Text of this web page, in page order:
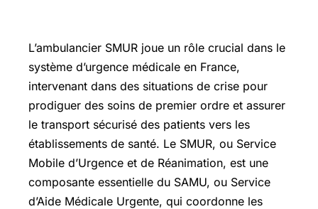
L’ambulancier SMUR joue un rôle crucial dans le
système d’urgence médicale en France,
intervenant dans des situations de crise pour
prodiguer des soins de premier ordre et assurer
le transport sécurisé des patients vers les
établissements de santé. Le SMUR, ou Service
Mobile d’Urgence et de Réanimation, est une
composante essentielle du SAMU, ou Service
d’Aide Médicale Urgente, qui coordonne les